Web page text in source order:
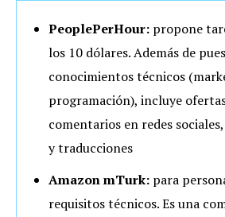
PeoplePerHour: propone
los 10 dólares. Además de
conocimientos técnicos
programación), incluye
comentarios en redes
y traducciones
Amazon mTurk: para
requisitos técnicos. Es una